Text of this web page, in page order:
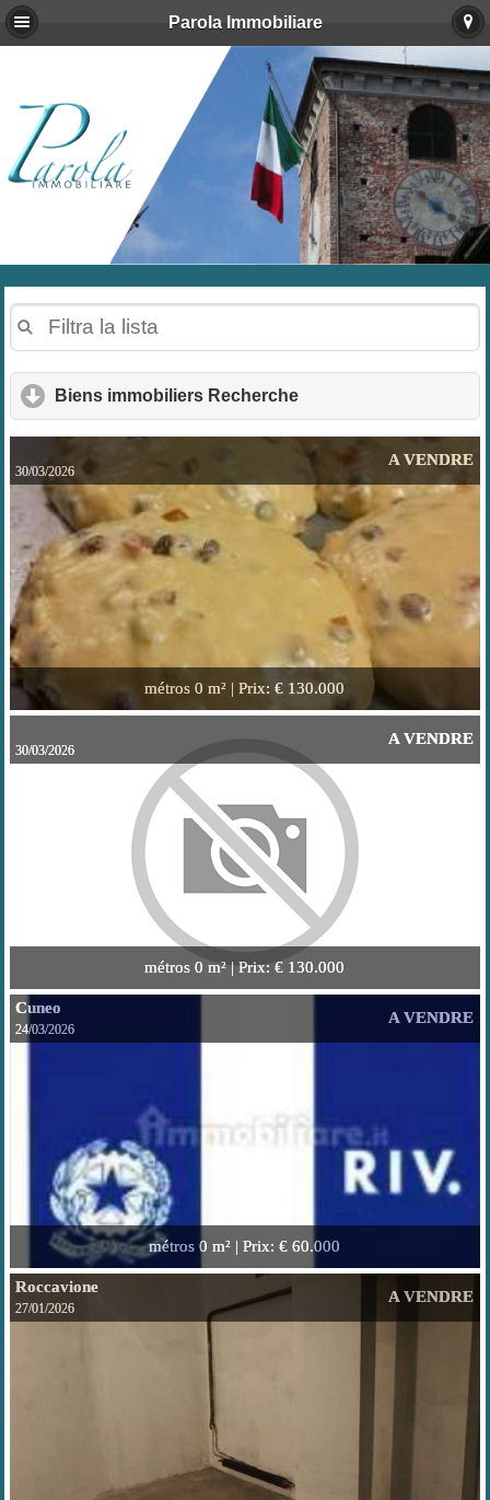
Parola Immobiliare
Biens immobiliers Rechercheclick to expand
30/03/2026
A VENDRE
métros 0 m² |Prix: € 130.000
30/03/2026
A VENDRE
métros 0 m² |Prix: € 130.000
Cuneo
24/03/2026
A VENDRE
métros 0 m² |Prix: € 60.000
Roccavione
27/01/2026
A VENDRE